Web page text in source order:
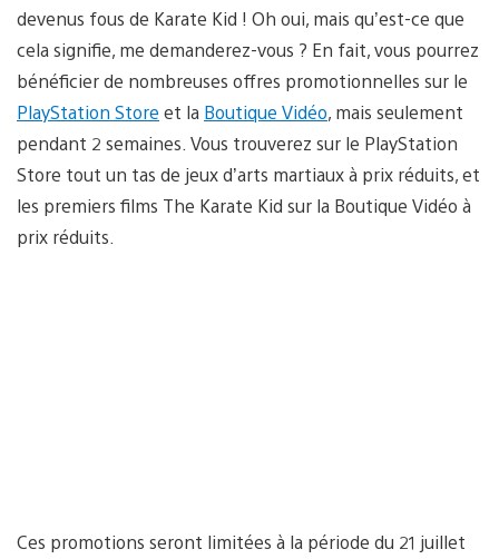
devenus fous de Karate Kid ! Oh oui, mais qu’est-ce que
cela signifie, me demanderez-vous ? En fait, vous pourrez
bénéficier de nombreuses offres promotionnelles sur le
PlayStation Store et la Boutique Vidéo, mais seulement
pendant 2 semaines. Vous trouverez sur le PlayStation
Store tout un tas de jeux d’arts martiaux à prix réduits, et
les premiers films The Karate Kid sur la Boutique Vidéo à
prix réduits.
Ces promotions seront limitées à la période du 21 juillet